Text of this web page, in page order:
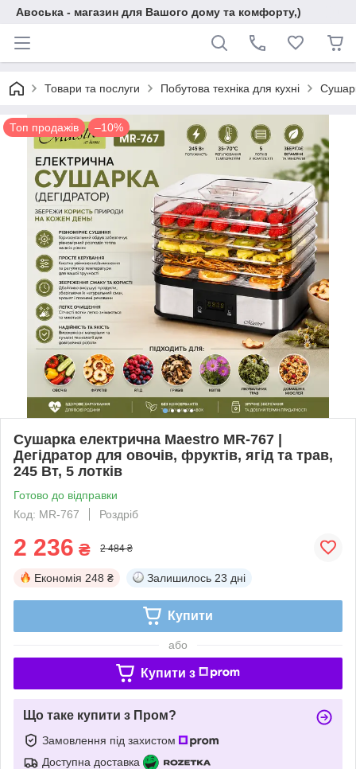
Авоська - магазин для Вашого дому та комфорту,)
Товари та послуги Побутова техніка для кухні
Топ продажів –10%
Сушарка електрична Maestro MR-767 |
Дегідратор для овочів, фруктів, ягід та трав,
245 Вт, 5 лотків
Готово до відправки
Код: MR-767
Роздріб
2 236 ₴ 2 484 ₴
Економія 248 ₴ Залишилось 23 дні
Купити
або
Купити з
Що таке купити з Пром?
Замовлення під захистом
Доступна доставка